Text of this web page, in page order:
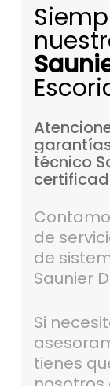
técnico
de
de
Saunier
Si
tienes